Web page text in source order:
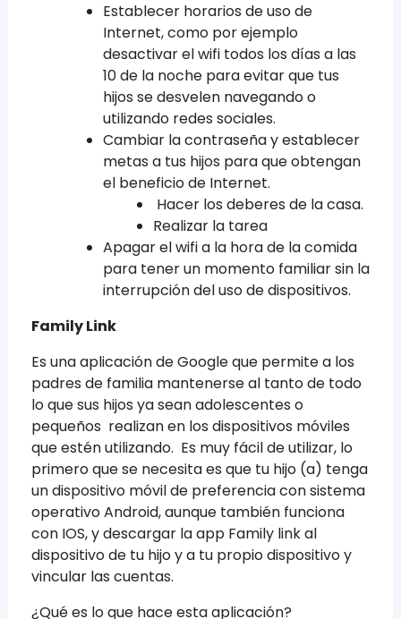
Establecer horarios de uso de
Internet, como por ejemplo
desactivar el wifi todos los días a las
10 de la noche para evitar que tus
hijos se desvelen navegando o
utilizando redes sociales.
Cambiar la contraseña y establecer
metas a tus hijos para que obtengan
el beneficio de Internet.
Hacer los deberes de la casa.
Realizar la tarea
Apagar el wifi a la hora de la comida
para tener un momento familiar sin la
interrupción del uso de dispositivos.
Family Link
Es una aplicación de Google que permite a los
padres de familia mantenerse al tanto de todo
lo que sus hijos ya sean adolescentes o
pequeños realizan en los dispositivos móviles
que estén utilizando. Es muy fácil de utilizar, lo
primero que se necesita es que tu hijo (a) tenga
un dispositivo móvil de preferencia con sistema
operativo Android, aunque también funciona
con IOS, y descargar la app Family link al
dispositivo de tu hijo y a tu propio dispositivo y
vincular las cuentas.
¿Qué es lo que hace esta aplicación?